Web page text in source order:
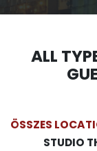
ALL
ÖSSZES
STUDIO